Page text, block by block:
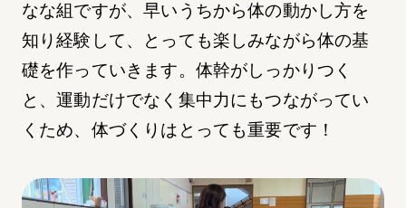
なな組ですが、早いうちから体の動かし方を
知り経験して、とっても楽しみながら体の基
礎を作っていきます。体幹がしっかりつく
と、運動だけでなく集中力にもつながってい
くため、体づくりはとっても重要です！